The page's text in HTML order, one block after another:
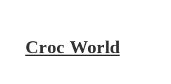
Croc World